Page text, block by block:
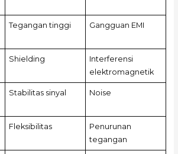
Tegangan tinggi Gangguan EMI
Shielding
Interferensi
elektromagnetik
Stabilitas sinyal Noise
Fleksibilitas
Penurunan
tegangan